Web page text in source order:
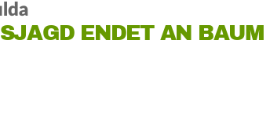
ENDET AN BAUM